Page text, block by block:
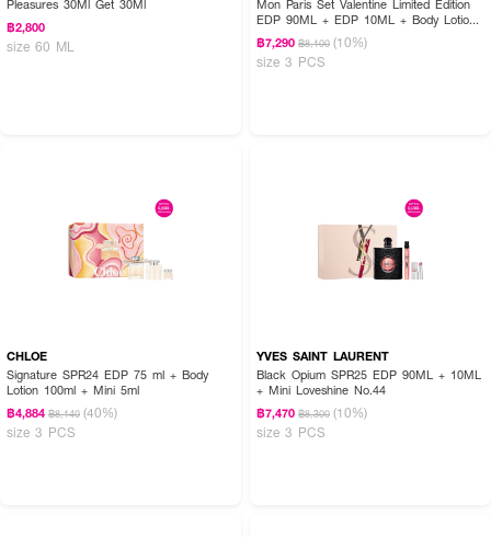
Pleasures 30Ml Get 30Ml
฿2,800
size 60 ML
Mon Paris Set Valentine Limited Edition
EDP 90ML + EDP 10ML + Body Lotion
50ML
฿7,290 ฿8,100 (10%)
size 3 PCS
CHLOE
Signature SPR24 EDP 75 ml + Body
Lotion 100ml + Mini 5ml
฿4,884 ฿8,140 (40%)
size 3 PCS
YVES SAINT LAURENT
Black Opium SPR25 EDP 90ML + 10ML
+ Mini Loveshine No.44
฿7,470 ฿8,300 (10%)
size 3 PCS